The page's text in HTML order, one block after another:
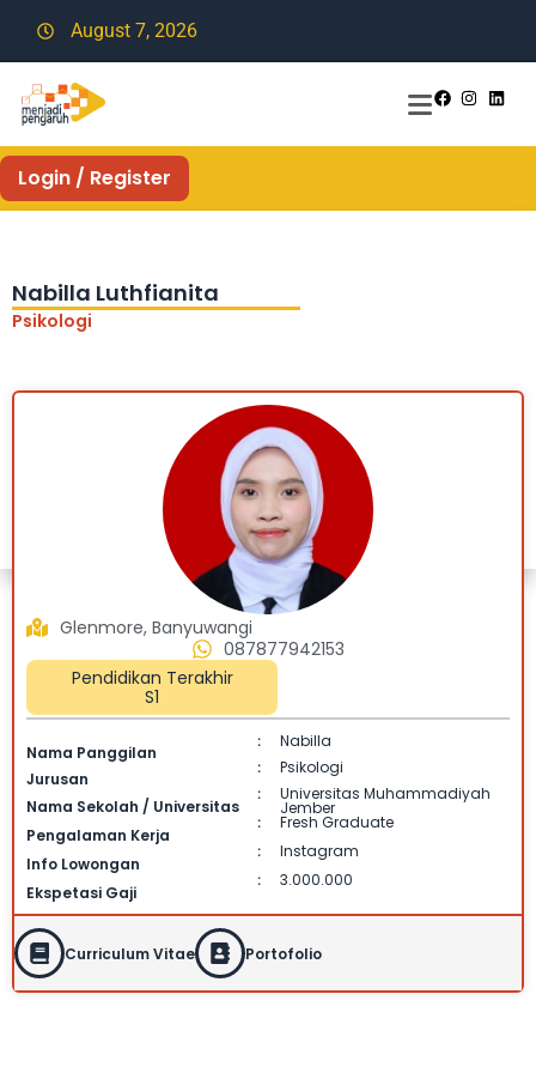
August 7, 2026
Login / Register
Nabilla Luthfianita
Psikologi
Pendidikan Terakhir
S1
087877942153
Glenmore, Banyuwangi
Nama Panggilan
:
Nabilla
Jurusan
:
Psikologi
Nama Sekolah / Universitas
: Universitas Muhammadiyah
Jember
Pengalaman Kerja
: Fresh Graduate
Info Lowongan
: Instagram
Ekspetasi Gaji
: 3.000.000
Curriculum Vitae Portofolio